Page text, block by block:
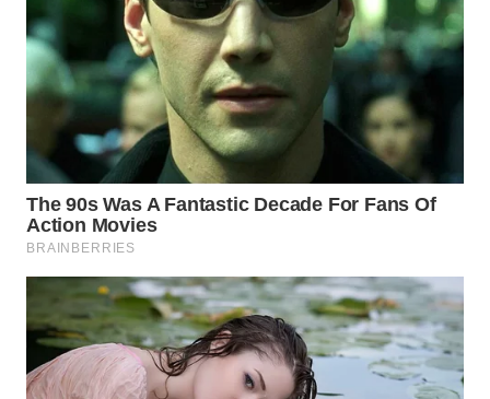
MADURA
WN
SURABAYA
WN
NATUNA
WN
BINTAN
WN
MANDALIKA